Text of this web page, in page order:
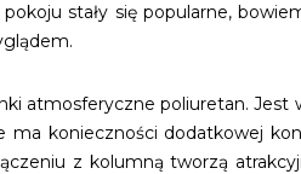
stały się popularne,
atmosferyczne poliuretan. Jest
konieczności dodatkowej
z kolumną tworzą